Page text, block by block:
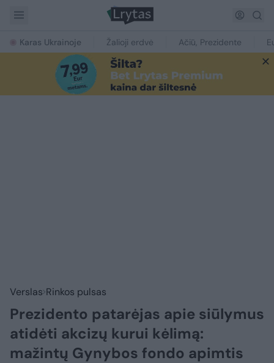
Karas Ukrainoje Žalioji erdvė Ačiū, Prezidente
Verslas Rinkos pulsas
Prezidento patarėjas apie siūlymus
atidėti akcizų kurui kėlimą:
mažintų Gynybos fondo apimtis